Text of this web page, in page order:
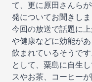
て、更に原田さんら
発についてお聞きしま
今回の放送で話題に
や健康などに効能が
飲まれているそうで
として、粟島に自生
スやお茶、コーヒーが